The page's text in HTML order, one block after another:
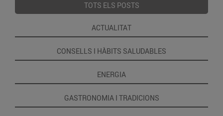
TOTS ELS POSTS
ACTUALITAT
CONSELLS I HÀBITS SALUDABLES
ENERGIA
GASTRONOMIA I TRADICIONS